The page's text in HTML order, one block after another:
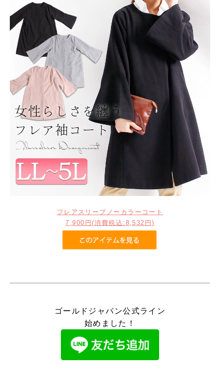
フレアスリーブノーカラーコート
7,900円(消費税込:8,532円)
ゴールドジャパン公式ライン
始めました！